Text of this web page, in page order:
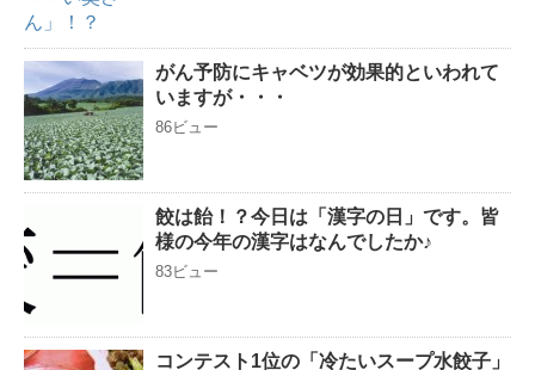
がん予防にキャベツが効果的といわれて
いますが・・・
86ビュー
餃は飴！？今日は「漢字の日」です。皆
様の今年の漢字はなんでしたか♪
83ビュー
コンテスト1位の「冷たいスープ水餃子」